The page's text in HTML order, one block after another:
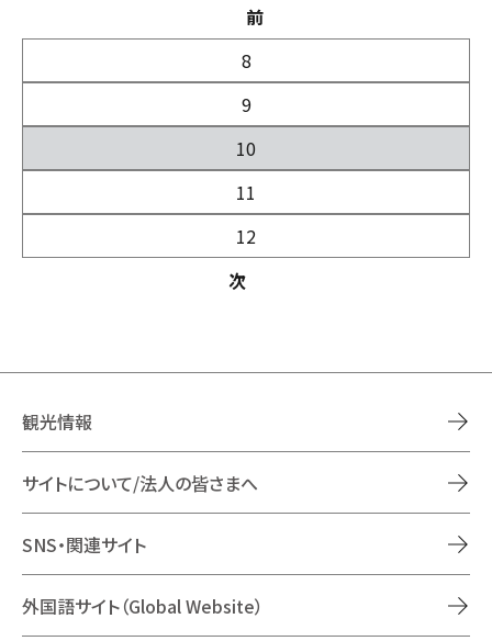
前
8
9
10
11
12
次
観光情報
サイトについて/法人の皆さまへ
SNS・関連サイト
外国語サイト（Global Website）